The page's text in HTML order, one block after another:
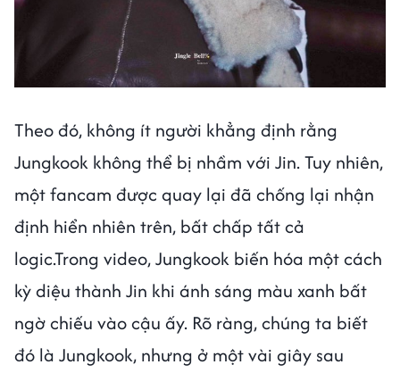
Theo đó, không ít người khẳng định rằng
Jungkook không thể bị nhầm với Jin. Tuy nhiên,
một fancam được quay lại đã chống lại nhận
định hiển nhiên trên, bất chấp tất cả
logic.Trong video, Jungkook biến hóa một cách
kỳ diệu thành Jin khi ánh sáng màu xanh bất
ngờ chiếu vào cậu ấy. Rõ ràng, chúng ta biết
đó là Jungkook, nhưng ở một vài giây sau